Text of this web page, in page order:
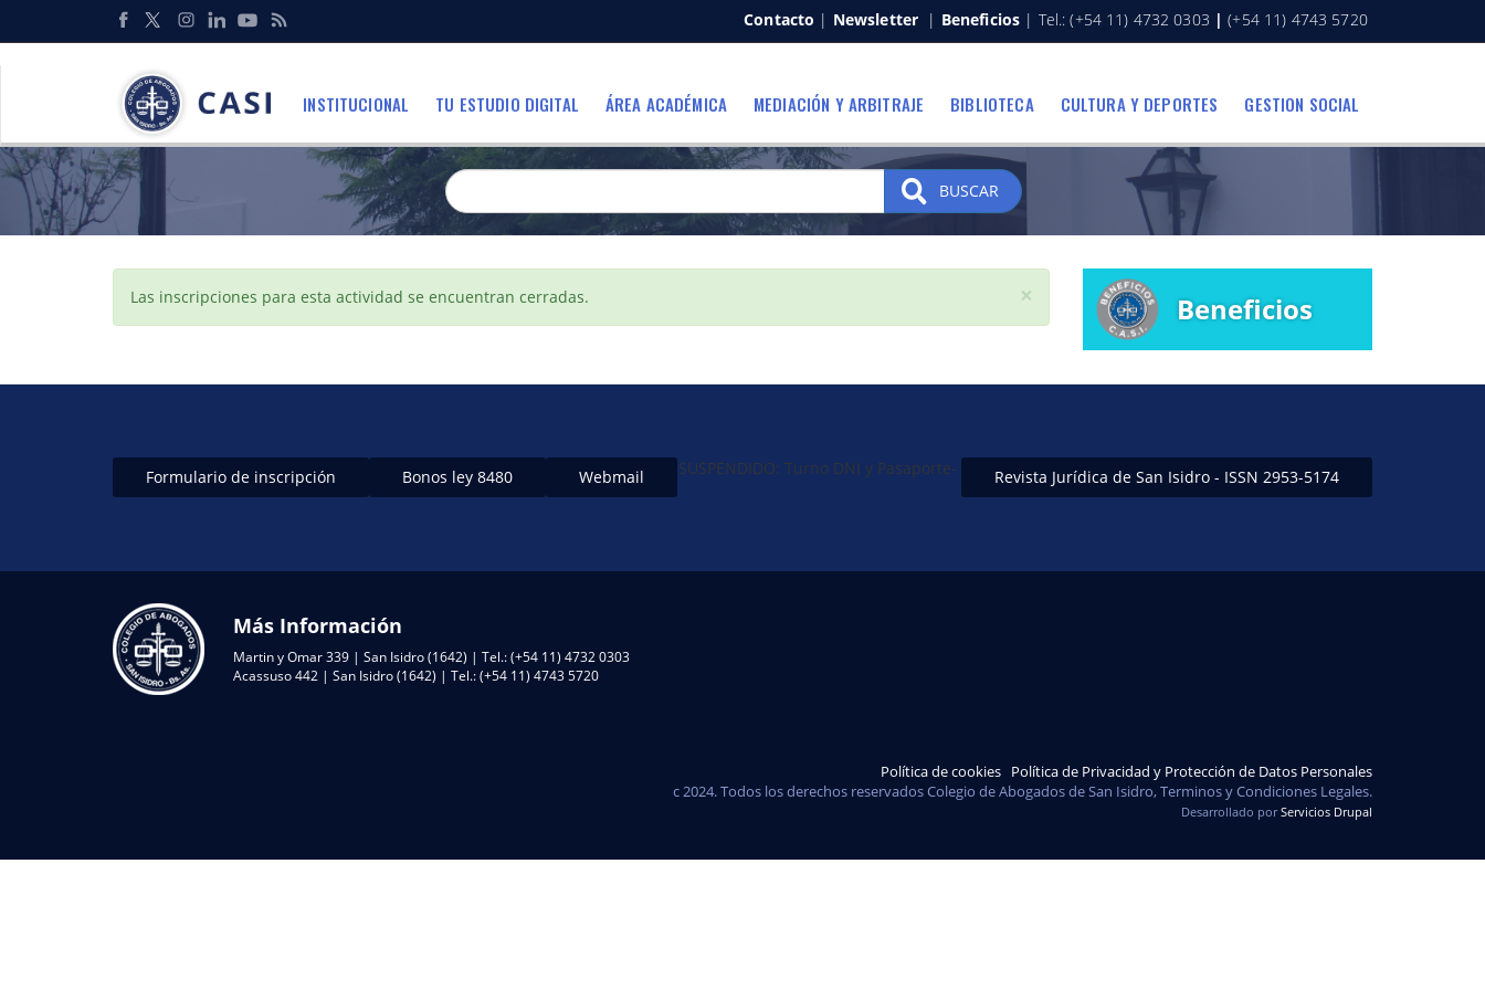
Redes
Sociales
Menu
Contacto | Newsletter | Beneficios | Tel.: (+54 11) 4732 0303 | (+54 11) 4743 5720
INSTITUCIONAL TU ESTUDIO DIGITAL ÁREA ACADÉMICA MEDIACIÓN Y ARBITRAJE BIBLIOTECA CULTURA Y DEPORTES GESTION SOCIAL
BUSCAR
×
Mensaje
de
estado
Las inscripciones para esta actividad se encuentran cerradas. Beneficios
Formulario de inscripción Bonos ley 8480 Webmail SUSPENDIDO: Turno DNI y Pasaporte- Revista Jurídica de San Isidro - ISSN 2953-5174
Más Información
Martin y Omar 339 | San Isidro (1642) | Tel.: (+54 11) 4732 0303
Acassuso 442 | San Isidro (1642) | Tel.: (+54 11) 4743 5720
Política de cookies Política de Privacidad y Protección de Datos Personales
c 2024. Todos los derechos reservados Colegio de Abogados de San Isidro, Terminos y Condiciones Legales.
Desarrollado porServicios Drupal